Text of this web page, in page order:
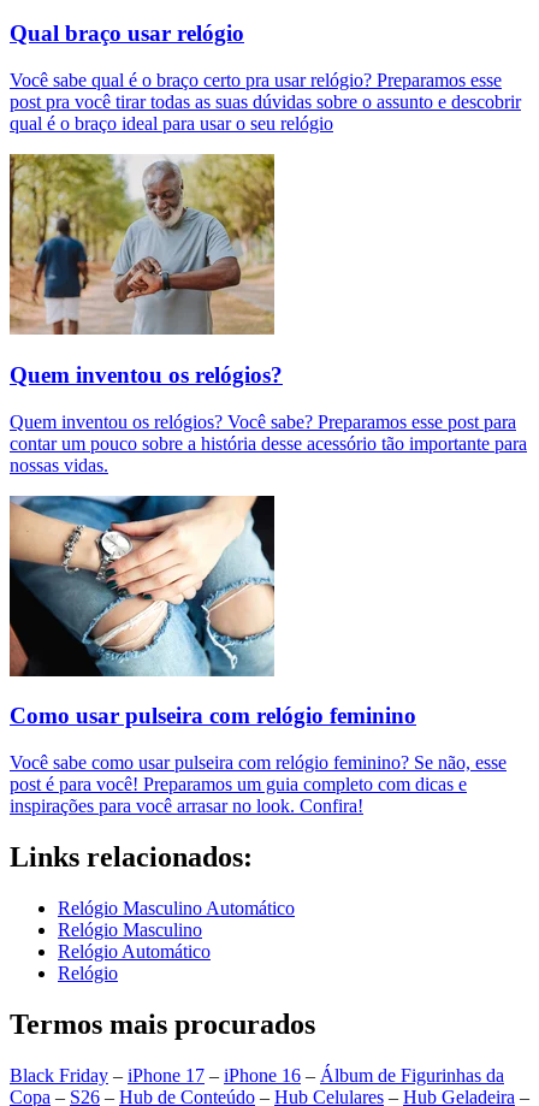
Qual braço usar relógio
Você sabe qual é o braço certo pra usar relógio? Preparamos esse
post pra você tirar todas as suas dúvidas sobre o assunto e descobrir
qual é o braço ideal para usar o seu relógio
Quem inventou os relógios?
Quem inventou os relógios? Você sabe? Preparamos esse post para
contar um pouco sobre a história desse acessório tão importante para
nossas vidas.
Como usar pulseira com relógio feminino
Você sabe como usar pulseira com relógio feminino? Se não, esse
post é para você! Preparamos um guia completo com dicas e
inspirações para você arrasar no look. Confira!
Links relacionados:
Relógio Masculino Automático
Relógio Masculino
Relógio Automático
Relógio
Termos mais procurados
Black Friday – iPhone 17 – iPhone 16 – Álbum de Figurinhas da
Copa – S26 – Hub de Conteúdo – Hub Celulares – Hub Geladeira –